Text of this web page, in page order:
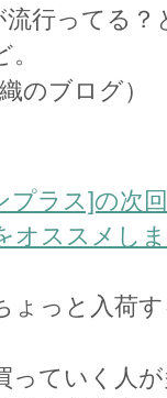
流行ってる
のブログ）
プラス]の次
オススメし
ょっと入荷
っていく人